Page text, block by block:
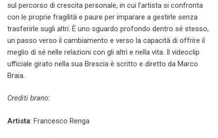
sul percorso di crescita personale, in cui l’artista si confronta
con le proprie fragilità e paure per imparare a gestirle senza
trasferirle sugli altri. È uno sguardo profondo dentro sé stesso,
un passo verso il cambiamento e verso la capacità di offrire il
meglio di sé nelle relazioni con gli altri e nella vita. Il videoclip
ufficiale girato nella sua Brescia è scritto e diretto da Marco
Braia.
Crediti brano:
Artista: Francesco Renga